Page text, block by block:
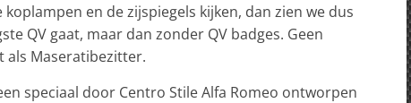
en de zijspiegels kijken, dan zien we dus
QV gaat, maar dan zonder QV badges. Geen
als Maseratibezitter.
speciaal door Centro Stile Alfa Romeo ontworpen